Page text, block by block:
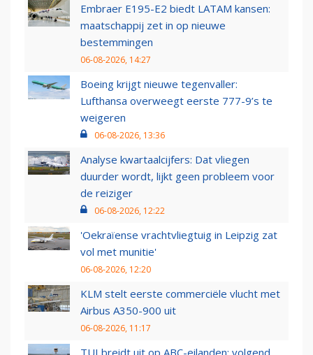
Embraer E195-E2 biedt LATAM kansen:
maatschappij zet in op nieuwe
bestemmingen
06-08-2026, 14:27
Boeing krijgt nieuwe tegenvaller:
Lufthansa overweegt eerste 777-9’s te
weigeren
06-08-2026, 13:36
Analyse kwartaalcijfers: Dat vliegen
duurder wordt, lijkt geen probleem voor
de reiziger
06-08-2026, 12:22
'Oekraïense vrachtvliegtuig in Leipzig zat
vol met munitie'
06-08-2026, 12:20
KLM stelt eerste commerciële vlucht met
Airbus A350-900 uit
06-08-2026, 11:17